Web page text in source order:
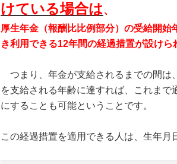
けている場合は、
厚生年金（報酬比比例部分）の受給開
き利用できる12年間の経過措置が設けら
つまり、年金が支給されるまでの間は
を支給される年齢に達すれば、これま
にすることも可能ということです。
この経過措置を適用できる人は、生年月